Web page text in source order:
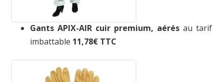
Gants APIX-AIR cuir premium, aérés au tarif
imbattable 11,78€ TTC